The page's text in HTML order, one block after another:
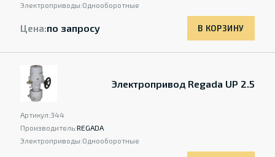
Электроприводы:Однооборотные
Цена:по запросу В КОРЗИНУ
Электропривод Regada UP 2.5
Артикул:344
Производитель:REGADA
Электроприводы:Однооборотные